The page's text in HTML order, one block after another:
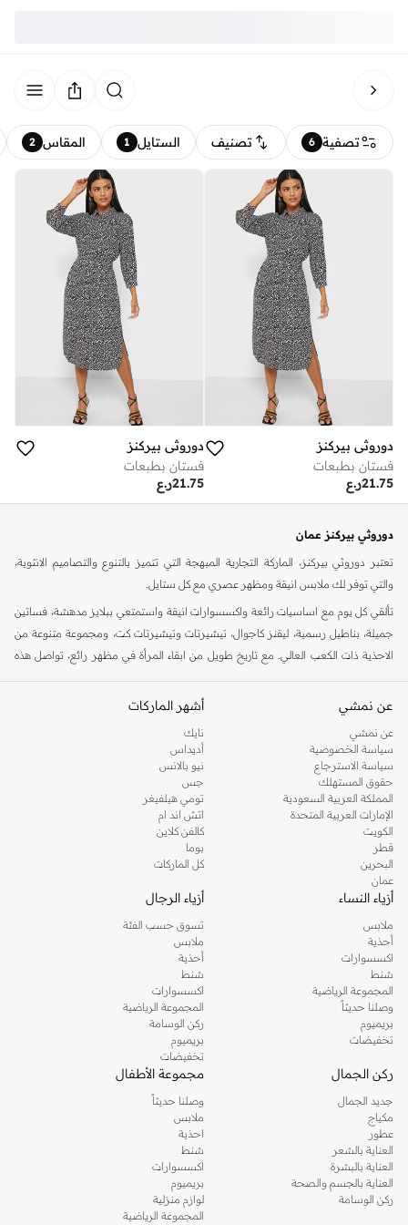
تصفية 6 تصنيف الستايل 1 المقاس 2
دوروثي بيركنز
فستان بطبعات
ر.ع21.75
دوروثي بيركنز
فستان بطبعات
ر.ع21.75
دوروثي بيركنز عمان
تعتبر دوروثي بيركنز، الماركة التجارية المبهجة التي تتميز بالتنوع والتصاميم الانثوية،
والتي توفر لك ملابس انيقة ومظهر عصري مع كل ستايل.
تألقي كل يوم مع اساسيات رائعة واكسسوارات انيقة واستمتعي ببلايز مدهشة، فساتين
جميلة، بناطيل رسمية، ليقنز كاجوال، تيشيرتات وتيشيرتات كت، ومجموعة متنوعة من
الاحذية ذات الكعب العالي. مع تاريخ طويل من ابقاء المرأة في مظهر رائع، تواصل هذه
كنت تقومين بتجديد خزانة ملابسك الملائمة للعمل، البحث عن فستان مثالي للحفلات او
اليه.
تسوقي دوروثي بيركنز اون لاين مسقط
تسوقي دوروثي بيركنز اون لاين من نمشي واستمتعي باكثر من الف ستايل من مجموعة
دوروثي بيركنز الشهيرة. تصفحي المجموعة كاملة في متجر دوروثي بيركنز اون لاين او
استخدمي القائمة لتحديد تجربة تسوق دوروثي بيركنز اون لاين. خدمة التوصيل السريعة
والدعم الاستثنائي يضمن لك تجربة تسوق ممتعة دائما مع نمشي.
عن نمشي
عن نمشي
سياسة الخصوصية
سياسة الاسترجاع
حقوق المستهلك
المملكة العربية السعودية
الإمارات العربية المتحدة
الكويت
قطر
البحرين
عمان
أشهر الماركات
نايك
أديداس
نيو بالانس
جس
تومي هيلفيغر
اتش اند ام
كالفن كلاين
بوما
كل الماركات
أزياء النساء
ملابس
أحذية
اكسسوارات
شنط
المجموعة الرياضية
وصلنا حديثاً
بريميوم
تخفيضات
أزياء الرجال
تسوق حسب الفئة
ملابس
أحذية
شنط
اكسسوارات
المجموعة الرياضية
ركن الوسامة
بريميوم
تخفيضات
ركن الجمال
جديد الجمال
مكياج
عطور
العناية بالشعر
العناية بالبشرة
العناية بالجسم والصحة
ركن الوسامة
مجموعة الأطفال
وصلنا حديثاً
ملابس
احذية
شنط
اكسسوارات
بريميوم
لوازم منزلية
المجموعة الرياضية